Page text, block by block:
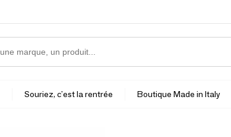
Souriez, c'est la rentrée Boutique Made in Italy